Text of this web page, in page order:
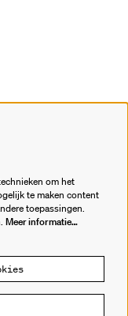
om het
te maken content
toepassingen.
Meer informatie…